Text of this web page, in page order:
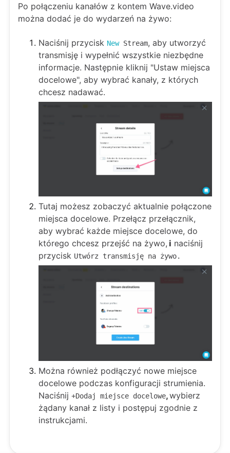
Po połączeniu kanałów z kontem Wave.video
można dodać je do wydarzeń na żywo:
Naciśnij przycisk NewStream, aby utworzyć
transmisję i wypełnić wszystkie niezbędne
informacje. Następnie kliknij "Ustaw miejsca
docelowe", aby wybrać kanały, z których
chcesz nadawać.
Tutaj możesz zobaczyć aktualnie połączone
miejsca docelowe. Przełącz przełącznik,
aby wybrać każde miejsce docelowe, do
którego chcesz przejść na żywo, i naciśnij
przycisk Utwórz transmisję na żywo.
Można również podłączyć nowe miejsce
docelowe podczas konfiguracji strumienia.
Naciśnij +Dodaj miejsce docelowe,wybierz
żądany kanał z listy i postępuj zgodnie z
instrukcjami.